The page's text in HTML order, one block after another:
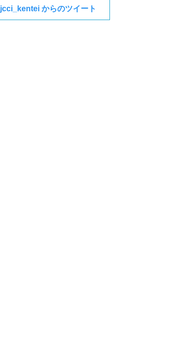
からのツイート